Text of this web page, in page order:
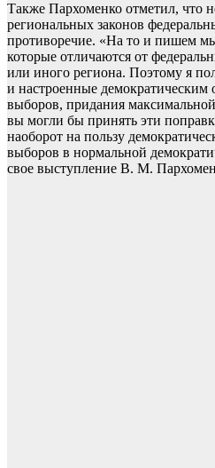
Также Пархоменко отметил, что
региональных законов
противоречие. «На то и пишем
которые отличаются от
или иного региона. Поэтому я
и настроенные демократическим
выборов, придания
вы могли бы принять эти
наоборот на пользу
выборов в нормальной
свое выступление В. М.